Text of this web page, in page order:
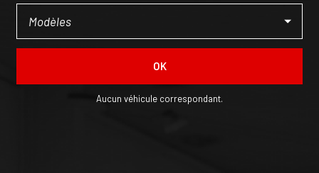
OK
Aucun véhicule correspondant.